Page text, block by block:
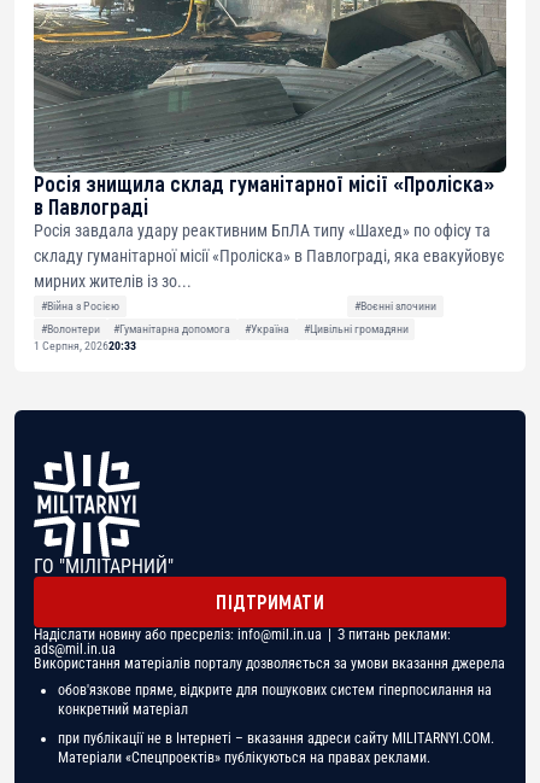
Росія знищила склад гуманітарної місії «Проліска»
в Павлограді
Росія завдала удару реактивним БпЛА типу «Шахед» по офісу та
складу гуманітарної місії «Проліска» в Павлограді, яка евакуйовує
мирних жителів із зо...
#Війна з Росією
#Воєнні злочини
#Волонтери
#Гуманітарна допомога #Україна
#Цивільні громадяни
1 Серпня, 202620:33
ГО "МІЛІТАРНИЙ"
ПІДТРИМАТИ
Надіслати новину або пресреліз: info@mil.in.ua | З питань реклами:
ads@mil.in.ua
Використання матеріалів порталу дозволяється за умови вказання джерела
обов'язкове пряме, відкрите для пошукових систем гіперпосилання на
конкретний матеріал
при публікації не в Інтернеті – вказання адреси сайту MILITARNYI.COM.
Матеріали «Спецпроектів» публікуються на правах реклами.